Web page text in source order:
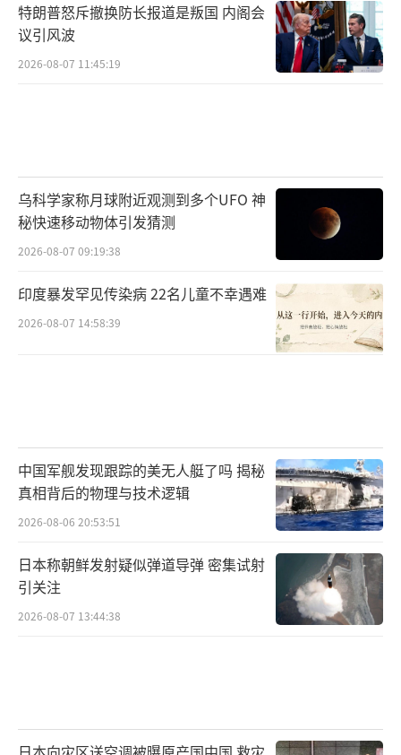
特朗普怒斥撤换防长报道是叛国 内阁会
议引风波
2026-08-07 11:45:19
乌科学家称月球附近观测到多个UFO 神
秘快速移动物体引发猜测
2026-08-07 09:19:38
印度暴发罕见传染病 22名儿童不幸遇难
2026-08-07 14:58:39
中国军舰发现跟踪的美无人艇了吗 揭秘
真相背后的物理与技术逻辑
2026-08-06 20:53:51
日本称朝鲜发射疑似弹道导弹 密集试射
引关注
2026-08-07 13:44:38